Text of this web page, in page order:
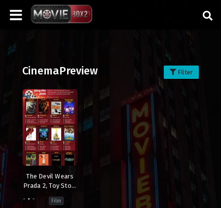
CinemaPreview Filter
The Devil Wears
Prada 2, Toy Story
Indonesia 2026
- - Film